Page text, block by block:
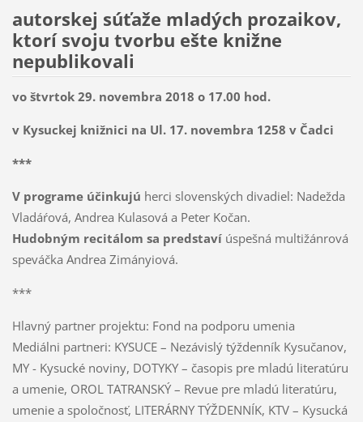
autorskej súťaže mladých prozaikov,
ktorí svoju tvorbu ešte knižne
nepublikovali
vo štvrtok 29. novembra 2018 o 17.00 hod.
v Kysuckej knižnici na Ul. 17. novembra 1258 v Čadci
***
V programe účinkujú herci slovenských divadiel: Nadežda
Vladáŕová, Andrea Kulasová a Peter Kočan.
Hudobným recitálom sa predstaví úspešná multižánrová
speváčka Andrea Zimányiová.
***
Hlavný partner projektu: Fond na podporu umenia
Mediálni partneri: KYSUCE – Nezávislý týždenník Kysučanov,
MY - Kysucké noviny, DOTYKY – časopis pre mladú literatúru
a umenie, OROL TATRANSKÝ – Revue pre mladú literatúru,
umenie a spoločnosť, LITERÁRNY TÝŽDENNÍK, KTV – Kysucká